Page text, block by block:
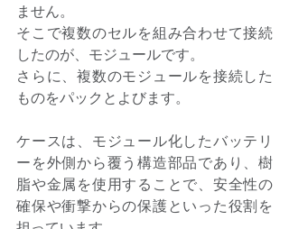
ません。
そこで複数のセルを組み合わせて接続
したのが、モジュールです。
さらに、複数のモジュールを接続した
ものをパックとよびます。
ケースは、モジュール化したバッテリ
ーを外側から覆う構造部品であり、樹
脂や金属を使用することで、安全性の
確保や衝撃からの保護といった役割を